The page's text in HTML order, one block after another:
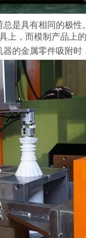
是具有相同的极性
，而模制产品上
的金属零件吸附时